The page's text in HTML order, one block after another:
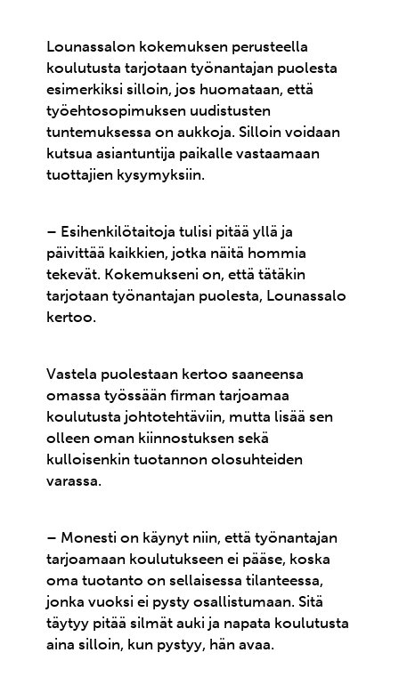
Lounassalon kokemuksen perusteella
koulutusta tarjotaan työnantajan puolesta
esimerkiksi silloin, jos huomataan, että
työehtosopimuksen uudistusten
tuntemuksessa on aukkoja. Silloin voidaan
kutsua asiantuntija paikalle vastaamaan
tuottajien kysymyksiin.
– Esihenkilötaitoja tulisi pitää yllä ja
päivittää kaikkien, jotka näitä hommia
tekevät. Kokemukseni on, että tätäkin
tarjotaan työnantajan puolesta, Lounassalo
kertoo.
Vastela puolestaan kertoo saaneensa
omassa työssään firman tarjoamaa
koulutusta johtotehtäviin, mutta lisää sen
olleen oman kiinnostuksen sekä
kulloisenkin tuotannon olosuhteiden
varassa.
– Monesti on käynyt niin, että työnantajan
tarjoamaan koulutukseen ei pääse, koska
oma tuotanto on sellaisessa tilanteessa,
jonka vuoksi ei pysty osallistumaan. Sitä
täytyy pitää silmät auki ja napata koulutusta
aina silloin, kun pystyy, hän avaa.